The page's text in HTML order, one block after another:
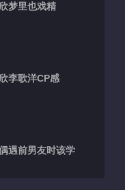
梦里也戏精
李歌洋CP感
遇前男友时该学